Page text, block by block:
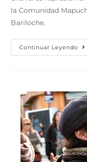
la Comunidad
Bariloche.
Continuar Leyendo